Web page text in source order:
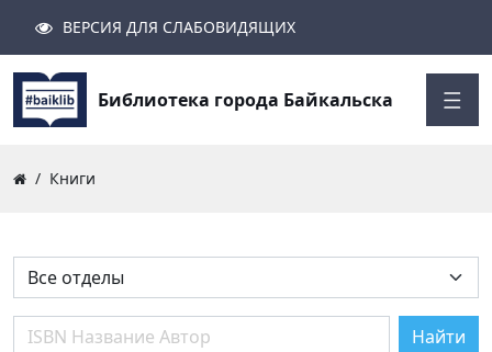
Найти
Поиск
Найти
ВЕРСИЯ ДЛЯ СЛАБОВИДЯЩИХ
Библиотека города Байкальска
Книги